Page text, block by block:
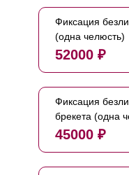
Фиксация
(одна челюсть)
52000 ₽
Фиксация
брекета (одна
45000 ₽